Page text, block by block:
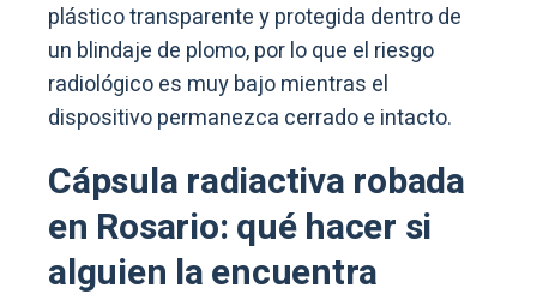
plástico transparente y protegida dentro de
un blindaje de plomo, por lo que el riesgo
radiológico es muy bajo mientras el
dispositivo permanezca cerrado e intacto.
Cápsula radiactiva robada
en Rosario: qué hacer si
alguien la encuentra